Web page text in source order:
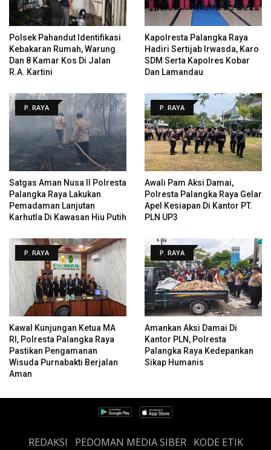
Polsek Pahandut Identifikasi
Kebakaran Rumah, Warung
Dan 8 Kamar Kos Di Jalan
R.A. Kartini
Kapolresta Palangka Raya
Hadiri Sertijab Irwasda, Karo
SDM Serta Kapolres Kobar
Dan Lamandau
P. RAYA
Satgas Aman Nusa II Polresta
Palangka Raya Lakukan
Pemadaman Lanjutan
Karhutla Di Kawasan Hiu Putih
P. RAYA
Awali Pam Aksi Damai,
Polresta Palangka Raya Gelar
Apel Kesiapan Di Kantor PT.
PLN UP3
P. RAYA
Kawal Kunjungan Ketua MA
RI, Polresta Palangka Raya
Pastikan Pengamanan
Wisuda Purnabakti Berjalan
Aman
P. RAYA
Amankan Aksi Damai Di
Kantor PLN, Polresta
Palangka Raya Kedepankan
Sikap Humanis
REDAKSI PEDOMAN MEDIA SIBER
KODE ETIK